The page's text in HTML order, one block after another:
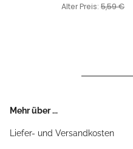
Alter Preis: 5,59 €
Mehr über ...
Liefer- und Versandkosten